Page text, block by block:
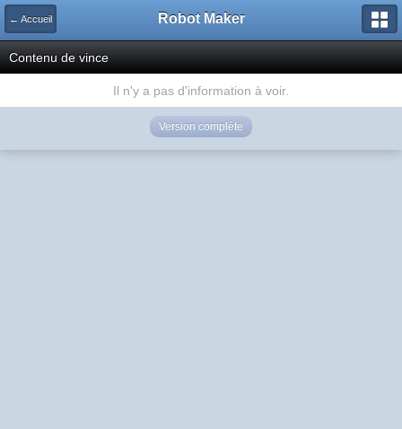
← Accueil Robot Maker
Contenu de vince
Il n'y a pas d'information à voir.
Version complète